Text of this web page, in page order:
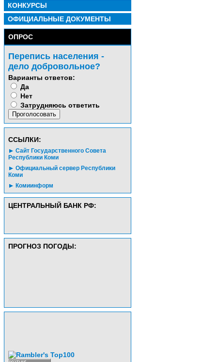
КОНКУРСЫ
ОФИЦИАЛЬНЫЕ ДОКУМЕНТЫ
ОПРОС
Перепись населения -
дело добровольное?
Варианты ответов:
Да
Нет
Затрудняюсь ответить
CСЫЛКИ:
Сайт Государственного Совета
Республики Коми
Официальный сервер Республики
Коми
Комиинформ
ЦЕНТРАЛЬНЫЙ БАНК РФ:
ПРОГНОЗ ПОГОДЫ: